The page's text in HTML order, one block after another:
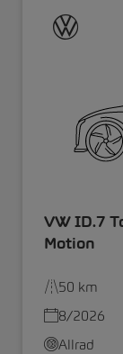
VW ID.7
Motion
50 km
8/2026
Allrad